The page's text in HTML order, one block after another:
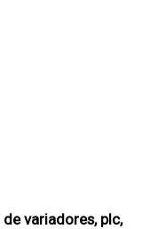
variadores, plc,